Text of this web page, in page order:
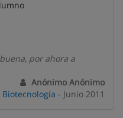
por ahora a
Anónimo Anónimo
- Junio 2011